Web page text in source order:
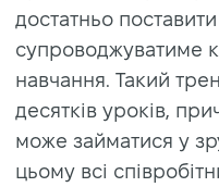
достатньо
супроводжуватиме
навчання. Такий
десятків уроків,
може займатися у
цьому всі